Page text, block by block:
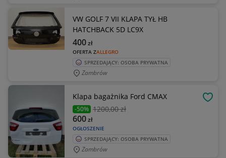
VW GOLF 7 VII KLAPA TYŁ HB
HATCHBACK 5D LC9X
OFERTA ZALLEGRO
400zł
SPRZEDAJĄCY: OSOBA PRYWATNA
Zambrów
Klapa bagażnika Ford CMAX
-50% 1200,00 zł
OGŁOSZENIE
600zł
SPRZEDAJĄCY: OSOBA PRYWATNA
Zambrów